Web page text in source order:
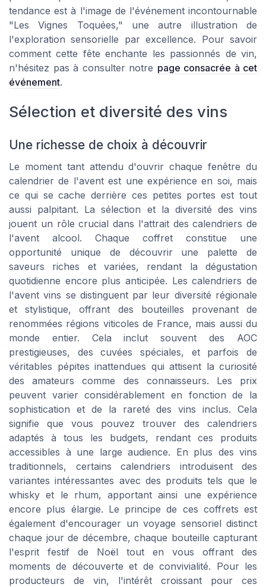
tendance est à l'image de l'événement incontournable
"Les Vignes Toquées," une autre illustration de
l'exploration sensorielle par excellence. Pour savoir
comment cette fête enchante les passionnés de vin,
n'hésitez pas à consulter notre page consacrée à cet
événement.
Sélection et diversité des vins
Une richesse de choix à découvrir
Le moment tant attendu d'ouvrir chaque fenêtre du
calendrier de l'avent est une expérience en soi, mais
ce qui se cache derrière ces petites portes est tout
aussi palpitant. La sélection et la diversité des vins
jouent un rôle crucial dans l'attrait des calendriers de
l'avent alcool. Chaque coffret constitue une
opportunité unique de découvrir une palette de
saveurs riches et variées, rendant la dégustation
quotidienne encore plus anticipée. Les calendriers de
l'avent vins se distinguent par leur diversité régionale
et stylistique, offrant des bouteilles provenant de
renommées régions viticoles de France, mais aussi du
monde entier. Cela inclut souvent des AOC
prestigieuses, des cuvées spéciales, et parfois de
véritables pépites inattendues qui attisent la curiosité
des amateurs comme des connaisseurs. Les prix
peuvent varier considérablement en fonction de la
sophistication et de la rareté des vins inclus. Cela
signifie que vous pouvez trouver des calendriers
adaptés à tous les budgets, rendant ces produits
accessibles à une large audience. En plus des vins
traditionnels, certains calendriers introduisent des
variantes intéressantes avec des produits tels que le
whisky et le rhum, apportant ainsi une expérience
encore plus élargie. Le principe de ces coffrets est
également d'encourager un voyage sensoriel distinct
chaque jour de décembre, chaque bouteille capturant
l'esprit festif de Noël tout en vous offrant des
moments de découverte et de convivialité. Pour les
producteurs de vin, l'intérêt croissant pour ces